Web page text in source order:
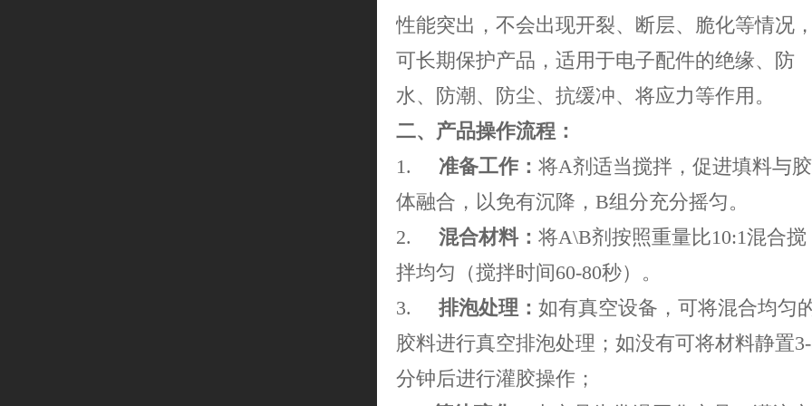
性能突出，不会出现开裂、断层、脆化等情况，
可长期保护产品， 适用于电子配件的绝缘、防
水、防潮、防尘、抗缓冲、将应力等作用 。
二、 产品操作流程：
1. 准备工作： 将A剂适当搅拌， 促进填料与胶
体融合，以免有沉降 ， B组分充分摇匀。
2. 混合材料： 将A\B剂按照重量比10:1混合搅
拌均匀（搅拌时间60-80秒） 。
3. 排泡处理： 如有真空设备，可将混合均匀
胶料进行真空排泡处理；如没有可将材料静置
分钟后进行灌胶操作；